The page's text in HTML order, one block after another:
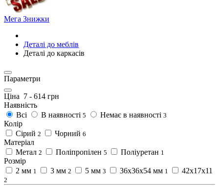
Мега Знижки
Деталі до меблів
Деталі до каркасів
Параметри
Ціна 7 - 614 грн
Наявність
Всі
В наявності 5 Немає в наявності 3
Колір
Сірий 2 Чорний 6
Матеріал
Метал 2 Поліпропілен 5 Поліуретан 1
Розмір
2 мм 1 3 мм 2 5 мм 3 36x36x54 мм 1 42x17x11
2